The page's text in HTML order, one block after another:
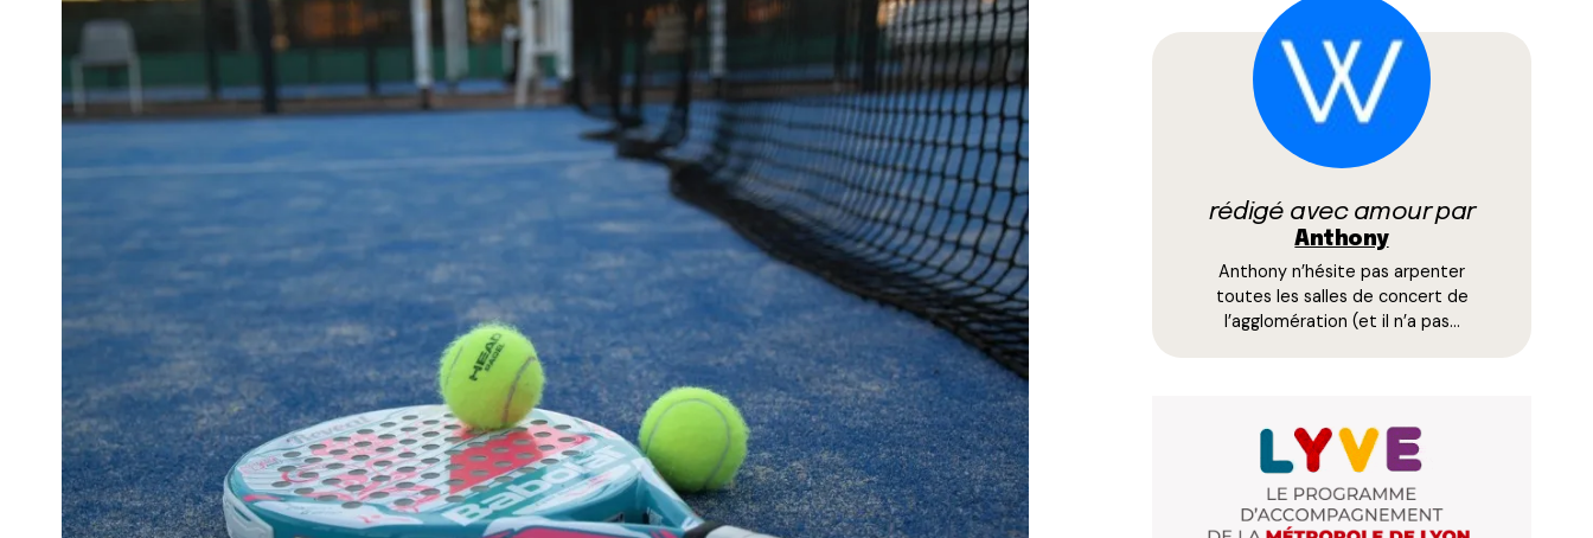
rédigé avec amour par
Anthony
Anthony n’hésite pas arpenter
toutes les salles de concert de
l’agglomération (et il n’a pas…